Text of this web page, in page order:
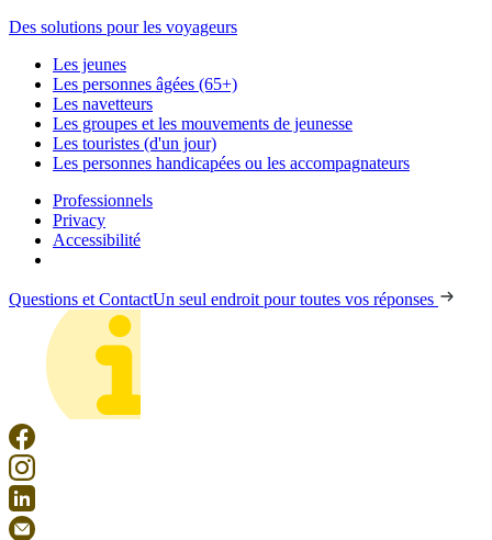
Des solutions pour les voyageurs
Les jeunes
Les personnes âgées (65+)
Les navetteurs
Les groupes et les mouvements de jeunesse
Les touristes (d'un jour)
Les personnes handicapées ou les accompagnateurs
Professionnels
Privacy
Accessibilité
Questions et ContactUn seul endroit pour toutes vos réponses